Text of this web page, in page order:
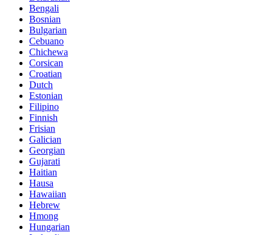
Bengali
Bosnian
Bulgarian
Cebuano
Chichewa
Corsican
Croatian
Dutch
Estonian
Filipino
Finnish
Frisian
Galician
Georgian
Gujarati
Haitian
Hausa
Hawaiian
Hebrew
Hmong
Hungarian